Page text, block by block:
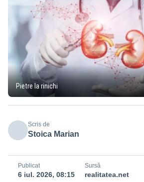
Pietre la rinichi
Scris de
Stoica Marian
Publicat
6 iul. 2026, 08:15
Sursă
realitatea.net